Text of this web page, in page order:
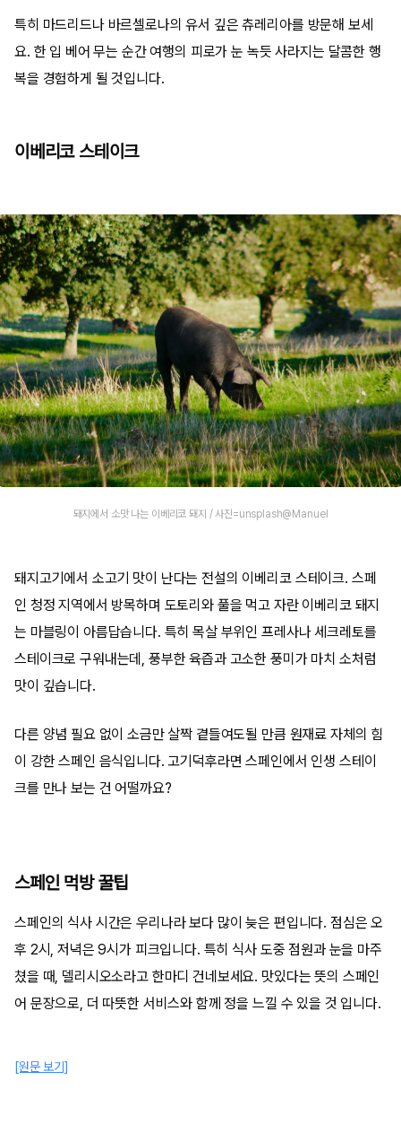
특히 마드리드나 바르셀로나의 유서 깊은 츄레리아를 방문해 보세
요. 한 입 베어 무는 순간 여행의 피로가 눈 녹듯 사라지는 달콤한 행
복을 경험하게 될 것입니다.
이베리코 스테이크
돼지에서 소맛 나는 이베리코 돼지 / 사진=unsplash@Manuel
돼지고기에서 소고기 맛이 난다는 전설의 이베리코 스테이크. 스페
인 청정 지역에서 방목하며 도토리와 풀을 먹고 자란 이베리코 돼지
는 마블링이 아름답습니다. 특히 목살 부위인 프레사나 세크레토를
스테이크로 구워내는데, 풍부한 육즙과 고소한 풍미가 마치 소처럼
맛이 깊습니다.
다른 양념 필요 없이 소금만 살짝 곁들여도될 만큼 원재료 자체의 힘
이 강한 스페인 음식입니다. 고기덕후라면 스페인에서 인생 스테이
크를 만나 보는 건 어떨까요?
스페인 먹방 꿀팁
스페인의 식사 시간은 우리나라 보다 많이 늦은 편입니다. 점심은 오
후 2시, 저녁은 9시가 피크입니다. 특히 식사 도중 점원과 눈을 마주
쳤을 때, 델리시오소라고 한마디 건네보세요. 맛있다는 뜻의 스페인
어 문장으로, 더 따뜻한 서비스와 함께 정을 느낄 수 있을 것 입니다.
[원문 보기]